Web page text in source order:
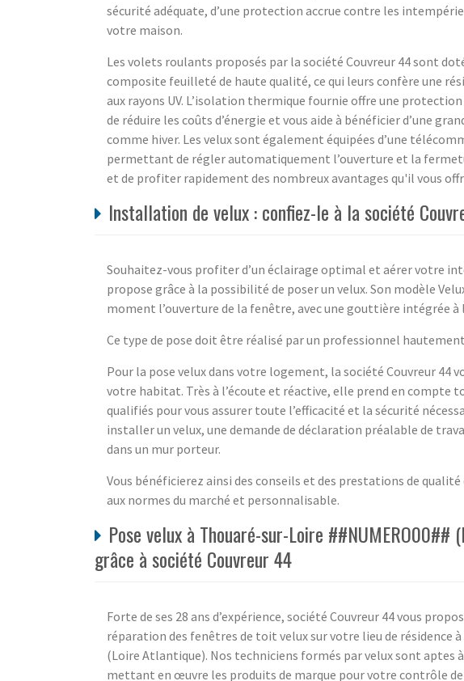
sécurité adéquate, d’une protection accrue contre les
votre maison.
Les volets roulants proposés par la société Couvreur 44 sont
composite feuilleté de haute qualité, ce qui leurs confère une
aux rayons UV. L’isolation thermique fournie offre une
de réduire les coûts d’énergie et vous aide à bénéficier d’une
comme hiver. Les velux sont également équipées d’une
permettant de régler automatiquement l’ouverture et la
et de profiter rapidement des nombreux avantages qu'il vous
Installation de velux : confiez-le à la société
Souhaitez-vous profiter d’un éclairage optimal et aérer votre
propose grâce à la possibilité de poser un velux. Son modèle
moment l’ouverture de la fenêtre, avec une gouttière intégrée à
Ce type de pose doit être réalisé par un professionnel
Pour la pose velux dans votre logement, la société Couvreur 44
votre habitat. Très à l’écoute et réactive, elle prend en compte
qualifiés pour vous assurer toute l’efficacité et la sécurité
installer un velux, une demande de déclaration préalable de
dans un mur porteur.
Vous bénéficierez ainsi des conseils et des prestations de
aux normes du marché et personnalisable.
Pose velux à Thouaré-sur-Loire
grâce à société Couvreur 44
Forte de ses 28 ans d’expérience, société Couvreur 44 vous
réparation des fenêtres de toit velux sur votre lieu de résidence
(Loire Atlantique). Nos techniciens formés par velux sont aptes
mettant en œuvre les produits de marque pour votre contrôle